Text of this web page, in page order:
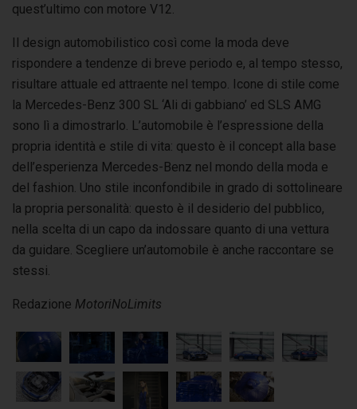
quest’ultimo con motore V12.
Il design automobilistico così come la moda deve
rispondere a tendenze di breve periodo e, al tempo stesso,
risultare attuale ed attraente nel tempo. Icone di stile come
la Mercedes-Benz 300 SL ‘Ali di gabbiano’ ed SLS AMG
sono lì a dimostrarlo. L’automobile è l’espressione della
propria identità e stile di vita: questo è il concept alla base
dell’esperienza Mercedes-Benz nel mondo della moda e
del fashion. Uno stile inconfondibile in grado di sottolineare
la propria personalità: questo è il desiderio del pubblico,
nella scelta di un capo da indossare quanto di una vettura
da guidare. Scegliere un’automobile è anche raccontare se
stessi.
Redazione MotoriNoLimits